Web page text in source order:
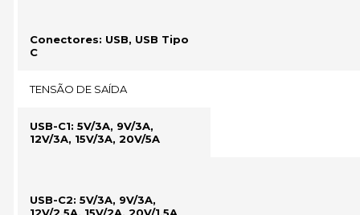
Conectores: USB, USB Tipo
C
TENSÃO DE SAÍDA
USB-C1: 5V/3A, 9V/3A,
12V/3A, 15V/3A, 20V/5A
USB-C2: 5V/3A, 9V/3A,